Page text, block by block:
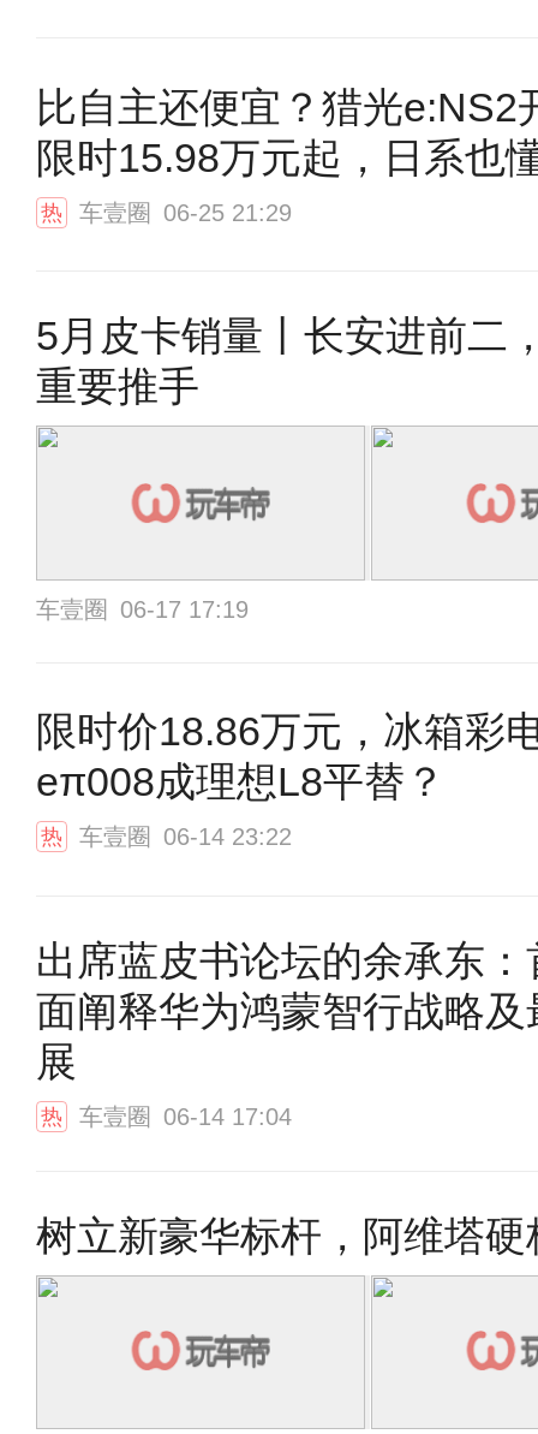
比自主还便宜？猎光e:NS2
限时15.98万元起，日系也
热 车壹圈 06-25 21:29
5月皮卡销量丨长安进前二
重要推手
车壹圈 06-17 17:19
限时价18.86万元，冰箱彩
eπ008成理想L8平替？
热 车壹圈 06-14 23:22
出席蓝皮书论坛的余承东：
面阐释华为鸿蒙智行战略及
展
热 车壹圈 06-14 17:04
树立新豪华标杆，阿维塔